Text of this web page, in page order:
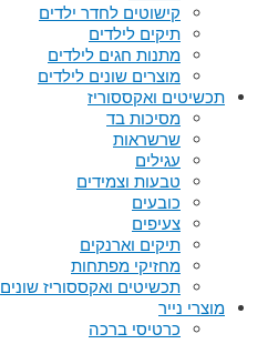
קישוטים לחדר ילדים
תיקים לילדים
מתנות חגים לילדים
מוצרים שונים לילדים
תכשיטים ואקססוריז
מסיכות בד
שרשראות
עגילים
טבעות וצמידים
כובעים
צעיפים
תיקים וארנקים
מחזיקי מפתחות
תכשיטים ואקססוריז שונים
מוצרי נייר
כרטיסי ברכה